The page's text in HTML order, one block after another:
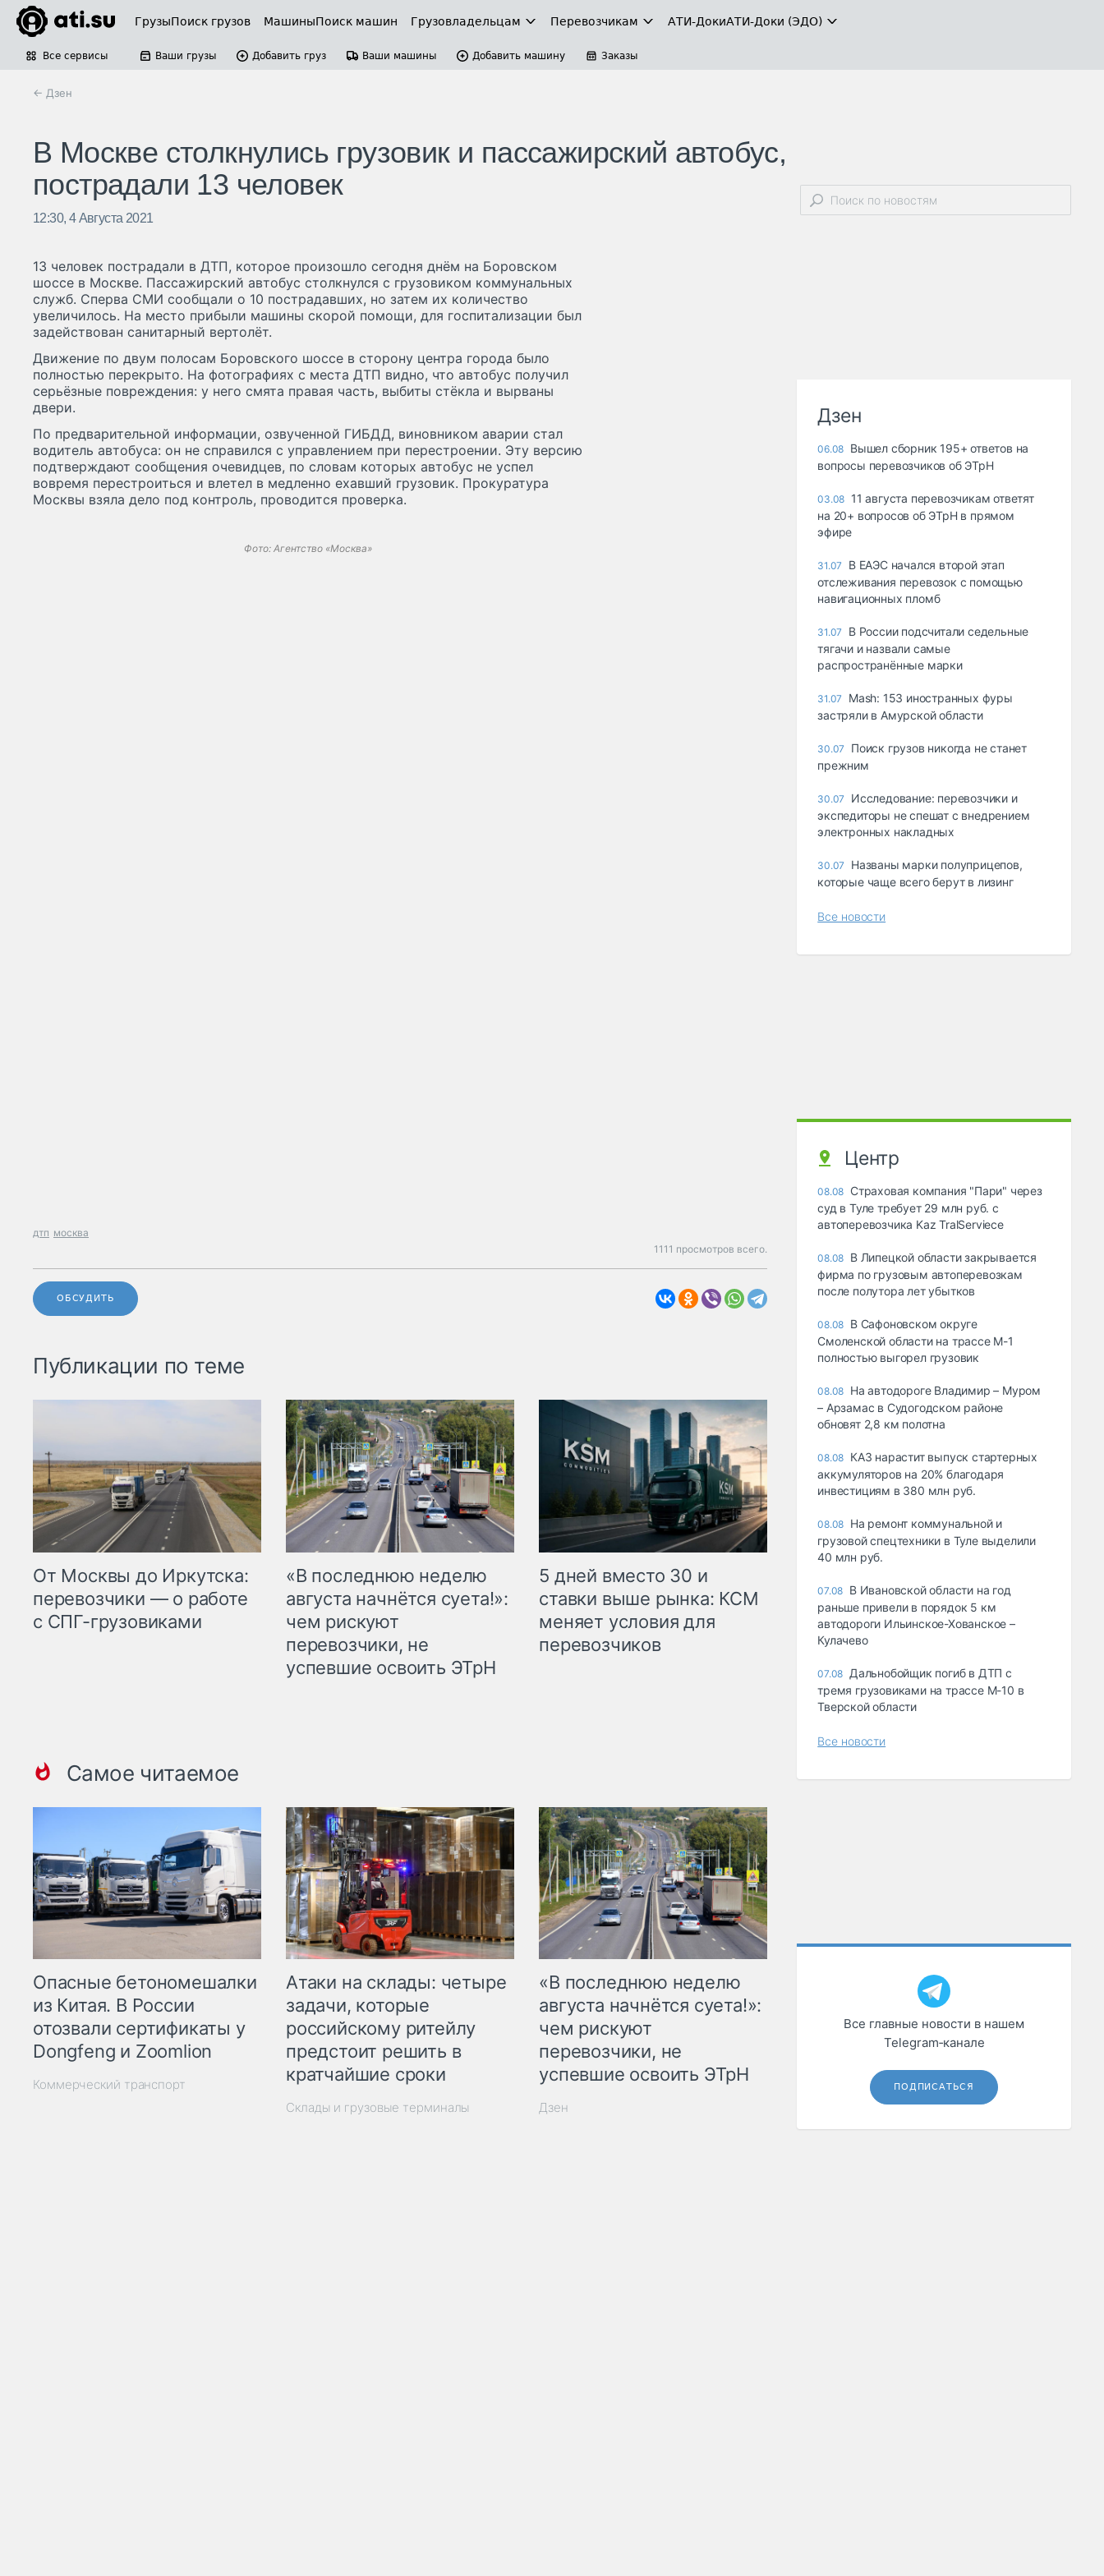
ГрузыПоиск грузов МашиныПоиск машин Грузовладельцам Перевозчикам АТИ-ДокиАТИ-Доки (ЭДО)
Все сервисы Ваши грузы Добавить груз Ваши машины Добавить машину Заказы
← Дзен
В Москве столкнулись грузовик и пассажирский автобус,
пострадали 13 человек
12:30, 4 Августа 2021
13 человек пострадали в ДТП, которое произошло сегодня днём на Боровском
шоссе в Москве. Пассажирский автобус столкнулся с грузовиком коммунальных
служб. Сперва СМИ сообщали о 10 пострадавших, но затем их количество
увеличилось. На место прибыли машины скорой помощи, для госпитализации был
задействован санитарный вертолёт.
Движение по двум полосам Боровского шоссе в сторону центра города было
полностью перекрыто. На фотографиях с места ДТП видно, что автобус получил
серьёзные повреждения: у него смята правая часть, выбиты стёкла и вырваны
двери.
По предварительной информации, озвученной ГИБДД, виновником аварии стал
водитель автобуса: он не справился с управлением при перестроении. Эту версию
подтверждают сообщения очевидцев, по словам которых автобус не успел
вовремя перестроиться и влетел в медленно ехавший грузовик. Прокуратура
Москвы взяла дело под контроль, проводится проверка.
Фото: Агентство «Москва»
дтп москва
1111 просмотров всего.
ОБСУДИТЬ
Публикации по теме
От Москвы до Иркутска:
перевозчики — о работе
с СПГ-грузовиками
«В последнюю неделю
августа начнётся суета!»:
чем рискуют
перевозчики, не
успевшие освоить ЭТрН
5 дней вместо 30 и
ставки выше рынка: КСМ
меняет условия для
перевозчиков
Самое читаемое
Опасные бетономешалки
из Китая. В России
отозвали сертификаты у
Dongfeng и Zoomlion
Коммерческий транспорт
Атаки на склады: четыре
задачи, которые
российскому ритейлу
предстоит решить в
кратчайшие сроки
Склады и грузовые терминалы
«В последнюю неделю
августа начнётся суета!»:
чем рискуют
перевозчики, не
успевшие освоить ЭТрН
Дзен
Дзен
06.08 Вышел сборник 195+ ответов на
вопросы перевозчиков об ЭТрН
03.08 11 августа перевозчикам ответят
на 20+ вопросов об ЭТрН в прямом
эфире
31.07
В ЕАЭС начался второй этап
отслеживания перевозок с помощью
навигационных пломб
31.07
В России подсчитали седельные
тягачи и назвали самые
распространённые марки
31.07
Mash: 153 иностранных фуры
застряли в Амурской области
30.07
Поиск грузов никогда не станет
прежним
30.07
Исследование: перевозчики и
экспедиторы не спешат с внедрением
электронных накладных
30.07
Названы марки полуприцепов,
которые чаще всего берут в лизинг
Все новости
Центр
08.08 Страховая компания "Пари" через
суд в Туле требует 29 млн руб. с
автоперевозчика Kaz TralServiece
08.08 В Липецкой области закрывается
фирма по грузовым автоперевозкам
после полутора лет убытков
08.08 В Сафоновском округе
Смоленской области на трассе М-1
полностью выгорел грузовик
08.08 На автодороге Владимир – Муром
– Арзамас в Судогодском районе
обновят 2,8 км полотна
08.08 КАЗ нарастит выпуск стартерных
аккумуляторов на 20% благодаря
инвестициям в 380 млн руб.
08.08 На ремонт коммунальной и
грузовой спецтехники в Туле выделили
40 млн руб.
07.08 В Ивановской области на год
раньше привели в порядок 5 км
автодороги Ильинское-Хованское –
Кулачево
07.08 Дальнобойщик погиб в ДТП с
тремя грузовиками на трассе М-10 в
Тверской области
Все новости
Все главные новости в нашем
Telegram‑канале
ПОДПИСАТЬСЯ